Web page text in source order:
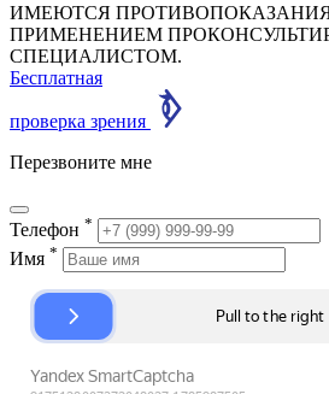
ИМЕЮТСЯ
ПРИМЕНЕНИЕМ
СПЕЦИАЛИСТОМ.
Бесплатная
проверка зрения
Перезвоните мне
Телефон *
Имя *